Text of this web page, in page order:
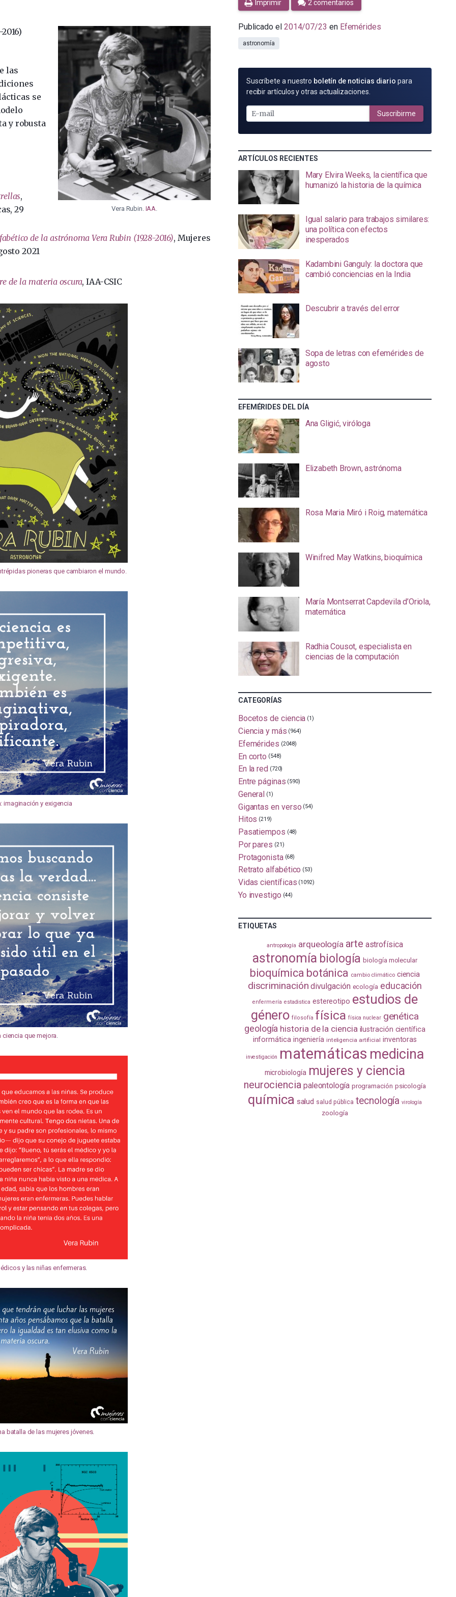
Vera Rubin. IAA
las
se
y robusta
,
29
de la astrónoma Vera Rubin (1928-2016), Mujeres
2021
de la materia oscura, IAA-CSIC
pioneras que cambiaron el mundo.
imaginación y exigencia
ciencia que mejora.
y las niñas enfermeras.
batalla de las mujeres jóvenes.
Imprimir 2 comentarios
Publicado el 2014/07/23 en Efemérides
astronomía
SUSCRÍBETE
POR
MAIL
Suscríbete a nuestro boletín de noticias diario para
recibir artículos y otras actualizaciones.
Suscribirme
ARTÍCULOS RECIENTES
Mary Elvira Weeks, la científica que
humanizó la historia de la química
Igual salario para trabajos similares:
una política con efectos
inesperados
Kadambini Ganguly: la doctora que
cambió conciencias en la India
Descubrir a través del error
Sopa de letras con efemérides de
agosto
EFEMÉRIDES DEL DÍA
Ana Gligić, viróloga
Elizabeth Brown, astrónoma
Rosa Maria Miró i Roig, matemática
Winifred May Watkins, bioquímica
María Montserrat Capdevila d’Oriola,
matemática
Radhia Cousot, especialista en
ciencias de la computación
CATEGORÍAS
Bocetos de ciencia (1)
Ciencia y más (964)
Efemérides (2048)
En corto (548)
En la red (720)
Entre páginas (590)
General (1)
Gigantas en verso (54)
Hitos (219)
Pasatiempos (48)
Por pares (21)
Protagonista (68)
Retrato alfabético (53)
Vidas científicas (1092)
Yo investigo (44)
ETIQUETAS
antropología arqueología arte astrofísica
astronomía biología biología molecular
bioquímica botánica cambio climático ciencia
discriminación divulgación ecología educación
enfermería estadistica estereotipo estudios de
género filosofía física física nuclear genética
geología historia de la ciencia ilustración científica
informática ingeniería inteligencia artificial inventoras
investigación matemáticas medicina
microbiología mujeres y ciencia
neurociencia paleontología programación psicología
química salud salud pública tecnología virología
zoología